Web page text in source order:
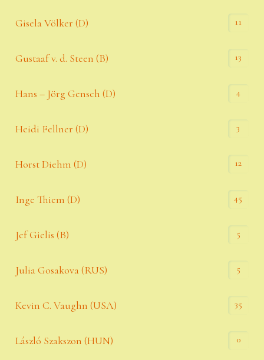
Gisela Völker (D) 11
Gustaaf v. d. Steen (B) 13
Hans – Jörg Gensch (D) 4
Heidi Fellner (D) 3
Horst Diehm (D) 12
Inge Thiem (D) 45
Jef Gielis (B) 5
Julia Gosakova (RUS) 5
Kevin C. Vaughn (USA) 35
László Szakszon (HUN) 0